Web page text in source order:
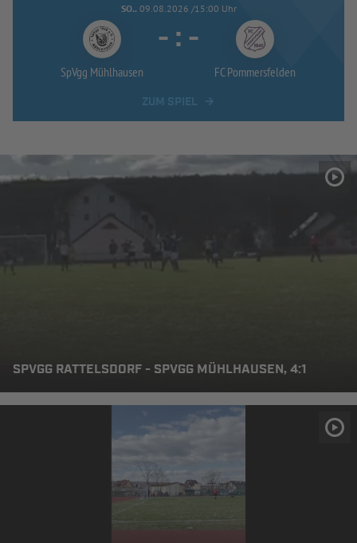
SO.. 09.08.2026 /15:00 Uhr
SpVgg Mühlhausen
- : -
FC Pommersfelden
SPVGG RATTELSDORF - SPVGG MÜHLHAUSEN, 4:1